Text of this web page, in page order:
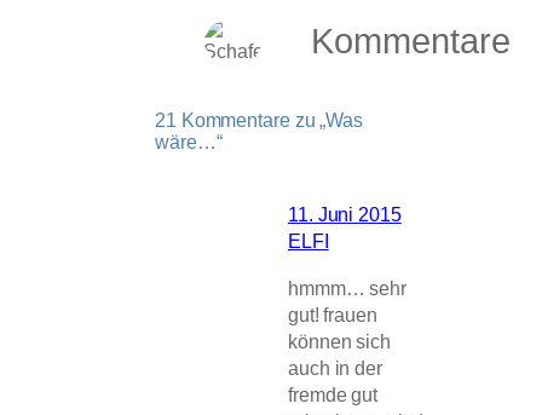
Kommentare
21 Kommentare zu „Was
wäre…“
11. Juni 2015
ELFI
hmmm… sehr
gut! frauen
können sich
auch in der
fremde gut